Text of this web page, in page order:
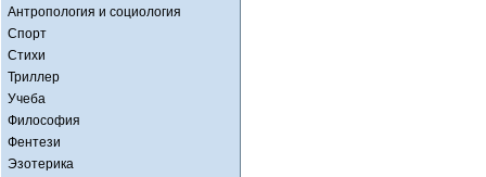
Антропология и социология
Спорт
Стихи
Триллер
Учеба
Философия
Фентези
Эзотерика